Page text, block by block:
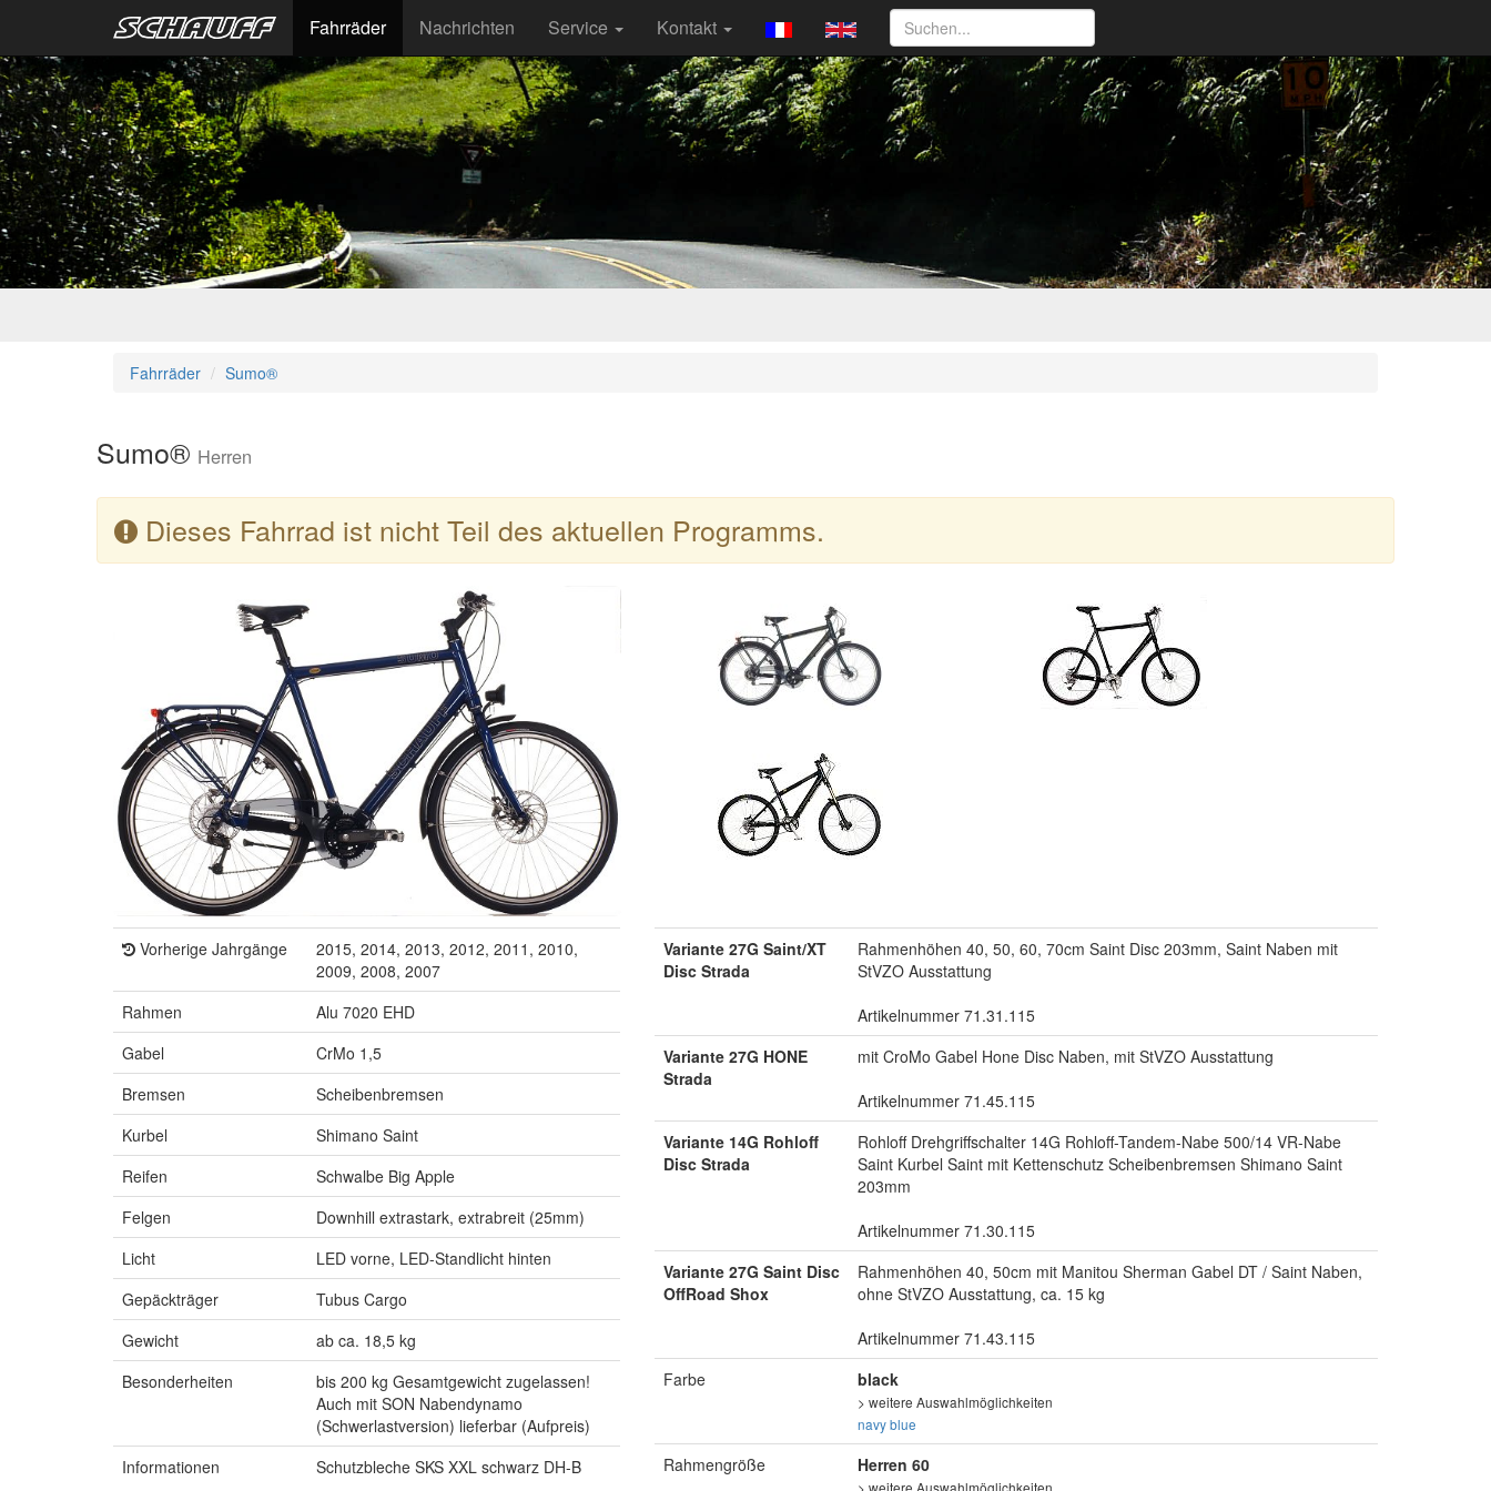
Fahrräder Nachrichten Service Kontakt
Fahrräder Sumo®
Sumo® Herren
Dieses Fahrrad ist nicht Teil des aktuellen Programms.
Vorherige Jahrgänge
2015, 2014, 2013, 2012, 2011, 2010,
2009, 2008, 2007
Rahmen
Alu 7020 EHD
Gabel
CrMo 1,5
Bremsen
Scheibenbremsen
Kurbel
Shimano Saint
Reifen
Schwalbe Big Apple
Felgen
Downhill extrastark, extrabreit (25mm)
Licht
LED vorne, LED-Standlicht hinten
Gepäckträger
Tubus Cargo
Gewicht
ab ca. 18,5 kg
Besonderheiten
bis 200 kg Gesamtgewicht zugelassen!
Auch mit SON Nabendynamo
(Schwerlastversion) lieferbar (Aufpreis)
Informationen
Schutzbleche SKS XXL schwarz DH-B
Variante 27G Saint/XT
Disc Strada
Rahmenhöhen 40, 50, 60, 70cm Saint Disc 203mm, Saint Naben mit
StVZO Ausstattung
Artikelnummer 71.31.115
Variante 27G HONE
Strada
mit CroMo Gabel Hone Disc Naben, mit StVZO Ausstattung
Artikelnummer 71.45.115
Variante 14G Rohloff
Disc Strada
Rohloff Drehgriffschalter 14G Rohloff-Tandem-Nabe 500/14 VR-Nabe
Saint Kurbel Saint mit Kettenschutz Scheibenbremsen Shimano Saint
203mm
Artikelnummer 71.30.115
Variante 27G Saint Disc
OffRoad Shox
Rahmenhöhen 40, 50cm mit Manitou Sherman Gabel DT / Saint Naben,
ohne StVZO Ausstattung, ca. 15 kg
Artikelnummer 71.43.115
Farbe
black
> weitere Auswahlmöglichkeiten
navy blue
Rahmengröße Herren 60
> weitere Auswahlmöglichkeiten